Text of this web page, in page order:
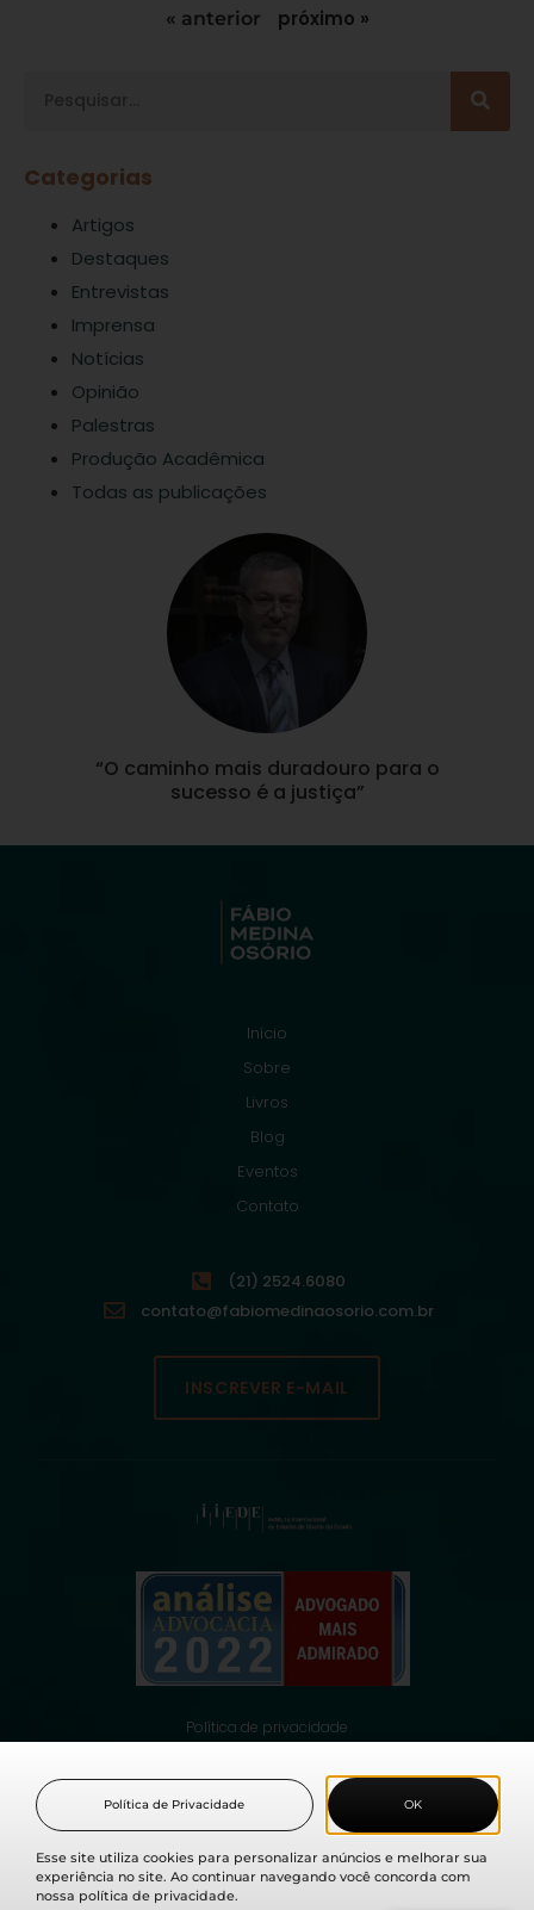
« anterior próximo »
Categorias
Artigos
Destaques
Entrevistas
Imprensa
Notícias
Opinião
Palestras
Produção Acadêmica
Todas as publicações
“O caminho mais duradouro para o
sucesso é a justiça”
Início
Sobre
Livros
Blog
Eventos
Contato
(21) 2524.6080
contato@fabiomedinaosorio.com.br
INSCREVER E-MAIL
Política de privacidade
© 2021 Fabio Medina Osorio, todos os direitos reservados.
Esse site utiliza cookies para personalizar anúncios e melhorar sua
experiência no site. Ao continuar navegando você concorda com
nossa política de privacidade.
OK
Política de Privacidade